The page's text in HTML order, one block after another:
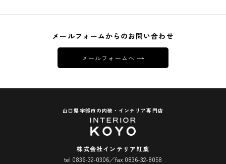
メールフォームからのお問い合わせ
メールフォームへ
山口県宇部市の内装・インテリア専門店
株式会社インテリア紅葉
tel 0836-32-0306／fax 0836-32-8058